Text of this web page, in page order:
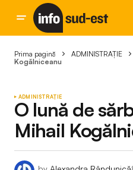
Prima pagină ADMINISTRAȚIE
Kogălniceanu
ADMINISTRAȚIE
O lună de
Mihail